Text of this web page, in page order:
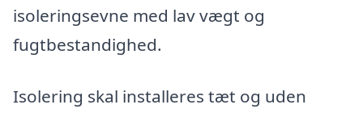
isoleringsevne med lav vægt og
fugtbestandighed.
Isolering skal installeres tæt og uden